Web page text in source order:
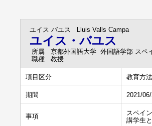
ユイス バユス Lluis Valls Campa
ユイス・バユス
所属
京都外国語大学 外国語学部 スペ
職種
教授
項目区分 教育方
期間 2021/
事項
スペイ
講学生